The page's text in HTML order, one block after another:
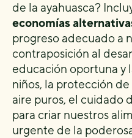
de la ayahuasca?
economías
progreso adecuado a
contraposición al
educación oportuna y
niños, la protección
aire puros, el cuidado
para criar nuestros
urgente de la